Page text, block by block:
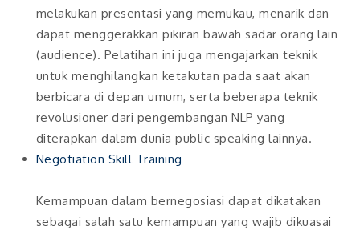
melakukan presentasi yang memukau, menarik dan
dapat menggerakkan pikiran bawah sadar orang lain
(audience). Pelatihan ini juga mengajarkan teknik
untuk menghilangkan ketakutan pada saat akan
berbicara di depan umum, serta beberapa teknik
revolusioner dari pengembangan NLP yang
diterapkan dalam dunia public speaking lainnya.
Negotiation Skill Training
Kemampuan dalam bernegosiasi dapat dikatakan
sebagai salah satu kemampuan yang wajib dikuasai